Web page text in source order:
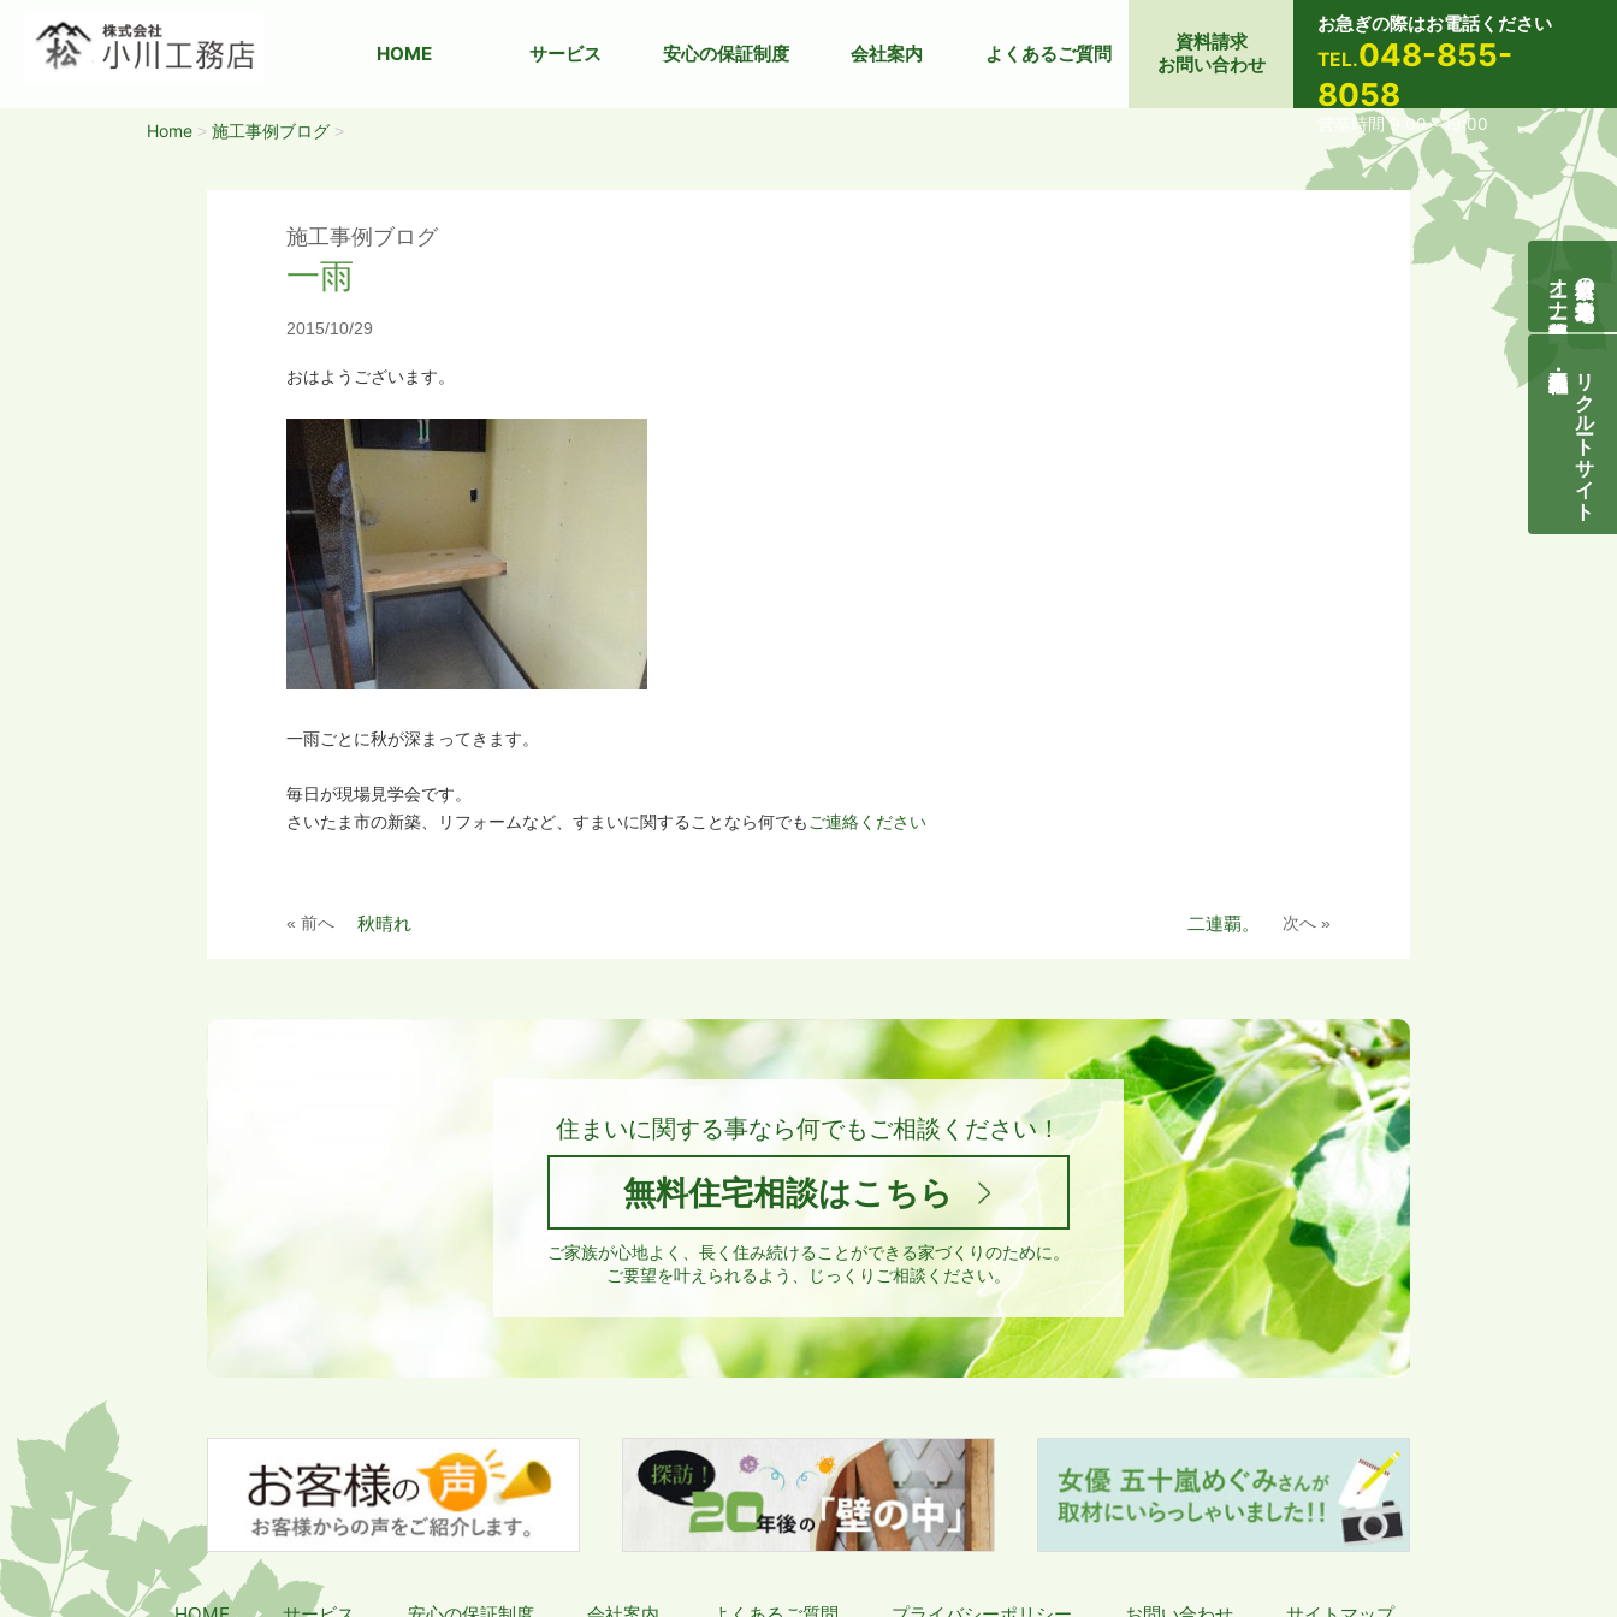
HOME サービス 安心の保証制度 会社案内 よくあるご質問
資料請求
お問い合わせ
お急ぎの際はお電話ください
TEL.048-855-
8058
営業時間 9:00～19:00
Home > 施工事例ブログ >
施工事例ブログ
一雨
2015/10/29
おはようございます。
一雨ごとに秋が深まってきます。
毎日が現場見学会です。
さいたま市の新築、リフォームなど、すまいに関することなら何でも ご連絡ください
« 前へ 秋晴れ 二連覇。 次へ »
住まいに関する事なら何でもご相談ください！
無料住宅相談はこちら
ご家族が心地よく、長く住み続けることができる家づくりのために。
ご要望を叶えられるよう、じっくりご相談ください。
自然素材の無垢木造住宅
オーナー様募集説明会
リクルートサイト